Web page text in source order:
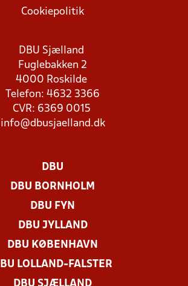
Cookiepolitik
DBU Sjælland
Fuglebakken 2
4000 Roskilde
Telefon: 4632 3366
CVR: 6369 0015
info@dbusjaelland.dk
DBU
DBU BORNHOLM
DBU FYN
DBU JYLLAND
DBU KØBENHAVN
LOLLAND-FALSTER
DBU SJÆLLAND